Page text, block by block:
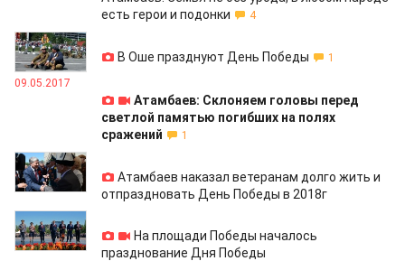
есть герои и подонки
4
09.05.2017
В Оше празднуют День Победы
1
09.05.2017
Атамбаев: Склоняем головы перед
светлой памятью погибших на полях
сражений
1
09.05.2017
Атамбаев наказал ветеранам долго жить и
отпраздновать День Победы в 2018г
09.05.2017
На площади Победы началось
празднование Дня Победы